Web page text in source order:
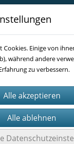
Cookies. Einige von
während andere
zu verbessern.